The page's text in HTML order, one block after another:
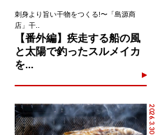
刺身より旨い干物をつくる!〜「島源商
店」干..
【番外編】疾走する船の風
と太陽で釣ったスルメイカ
を...
2026.3.30